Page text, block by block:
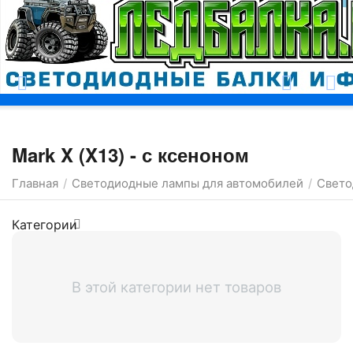
Москва
Mark X (X13) - с ксеноном
Главная / Светодиодные лампы для автомобилей /
Категории
В этой категории нет товаров